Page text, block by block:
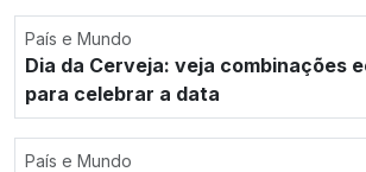
País e Mundo
Dia da Cerveja: veja combinações
para celebrar a data
País e Mundo